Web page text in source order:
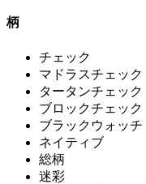
柄
チェック
マドラスチェック
タータンチェック
ブロックチェック
ブラックウォッチ
ネイティブ
総柄
迷彩